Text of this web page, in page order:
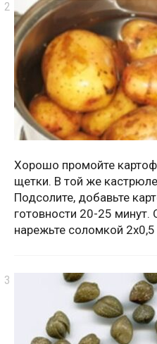
Хорошо промойте
щетки. В той же
Подсолите, добавьте
готовности 20-25 минут.
нарежьте соломкой